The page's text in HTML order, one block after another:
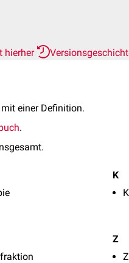
hierher
einer Definition.
.
K
Z